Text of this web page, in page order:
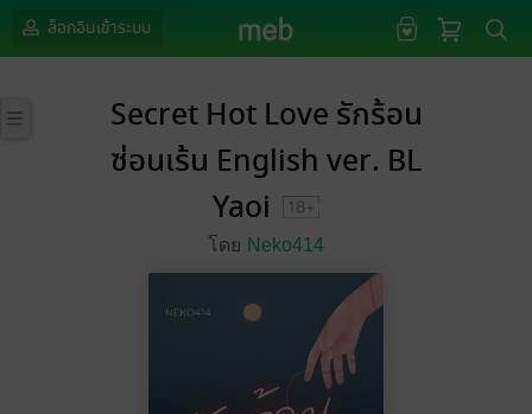
ล็อกอินเข้าระบบ
Secret Hot Love รักร้อน
ซ่อนเร้น English ver. BL
Yaoi
โดย Neko414